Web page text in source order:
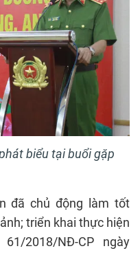
biểu tại buổi gặp
đã chủ động làm tốt
triển khai thực hiện
2018/NĐ-CP ngày